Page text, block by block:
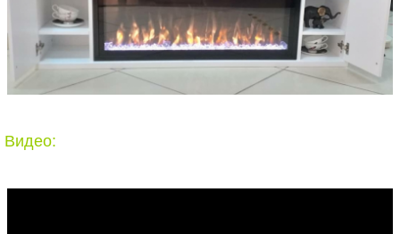
Видео: